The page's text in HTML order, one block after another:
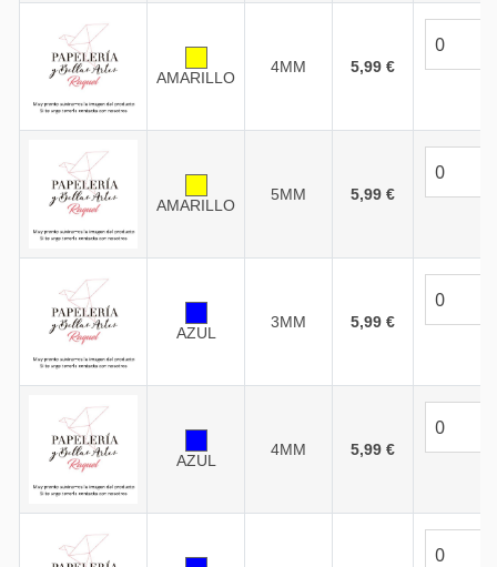
AMARILLO
4MM 5,99 €
AMARILLO
5MM 5,99 €
AZUL
3MM 5,99 €
AZUL
4MM 5,99 €